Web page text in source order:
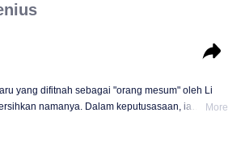
yang difitnah sebagai "orang mesum" oleh Li
namanya. Dalam keputusasaan, ia
More